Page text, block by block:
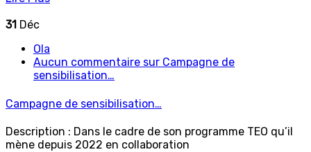
31 Déc
Ola
Aucun commentaire sur Campagne de
sensibilisation…
Campagne de sensibilisation…
Description : Dans le cadre de son programme TEO qu’il
mène depuis 2022 en collaboration